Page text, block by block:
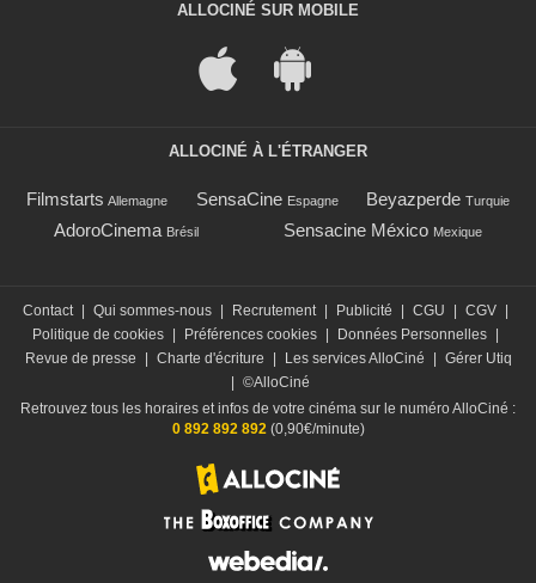
ALLOCINÉ SUR MOBILE
ALLOCINÉ À L'ÉTRANGER
Filmstarts Allemagne SensaCine Espagne Beyazperde Turquie
AdoroCinema Brésil Sensacine México Mexique
Contact Qui sommes-nous Recrutement Publicité CGU CGV
Politique de cookies
Préférences cookies Données Personnelles
Revue de presse
Charte d'écriture Les services AlloCiné
Gérer Utiq
©AlloCiné
Retrouvez tous les horaires et infos de votre cinéma sur le numéro AlloCiné :
0 892 892 892(0,90€/minute)